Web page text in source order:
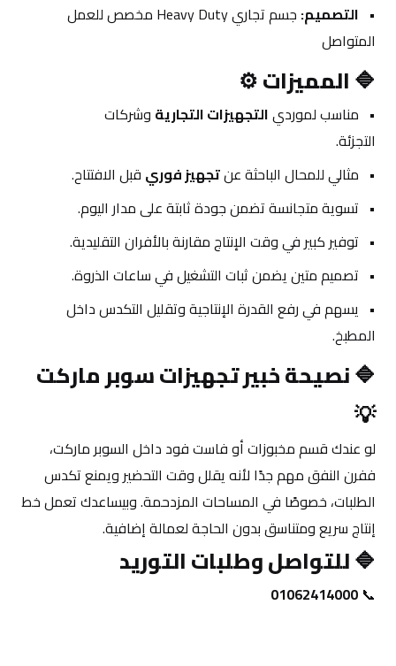
التصميم:
المتواصل
🔷 المميزات ⚙️
مناسب لموردي التجهيزات التجارية
التجزئة.
مثالي للمحال الباحثة عن تجهيز فوري قبل الافتتاح.
تسوية متجانسة تضمن جودة ثابتة على مدار اليوم.
توفير كبير في وقت الإنتاج مقارنة بالأفران التقليدية.
تصميم متين يضمن ثبات التشغيل في ساعات الذروة.
المطبخ.
🔷
💡
إنتاج سريع ومتناسق بدون الحاجة لعمالة إضافية.
🔷 للتواصل وطلبات التوريد
📞
01062414000